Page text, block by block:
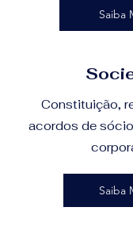
Saiba
Constituição,
acordos de
Saiba